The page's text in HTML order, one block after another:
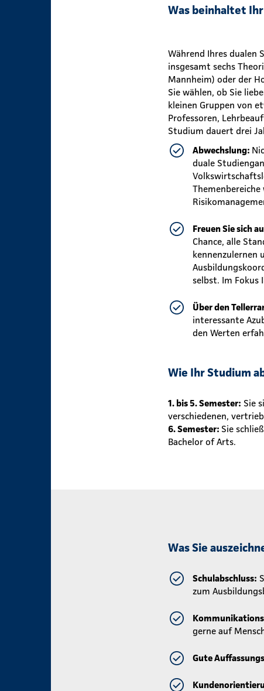
Was beinhaltet
Während Ihres dualen
insgesamt sechs
Mannheim) oder der
Sie wählen, ob Sie
kleinen Gruppen von
Professoren,
Studium dauert drei
Abwechslung:
duale
Freuen Sie sich
Chance, alle
kennenzulernen
selbst. Im Fokus
Über den
interessante
den Werten
Wie Ihr Studium
1. bis 5. Semester: Sie
verschiedenen,
6. Semester: Sie
Bachelor of Arts.
Was Sie
Schulabschluss:
zum
gerne auf
Gute